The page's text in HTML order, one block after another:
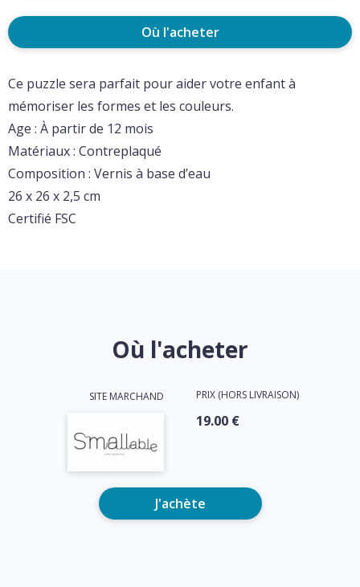
Où l'acheter
Ce puzzle sera parfait pour aider votre enfant à
mémoriser les formes et les couleurs.
Age : À partir de 12 mois
Matériaux : Contreplaqué
Composition : Vernis à base d’eau
26 x 26 x 2,5 cm
Certifié FSC
Où l'acheter
SITE MARCHAND PRIX (HORS LIVRAISON)
19.00 €
J'achète